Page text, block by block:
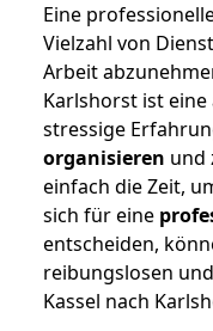
Eine
Vielzahl von
Arbeit
Karlshorst ist
stressige
organisieren und
einfach die Zeit,
sich für eine
entscheiden,
reibungslosen
Kassel nach